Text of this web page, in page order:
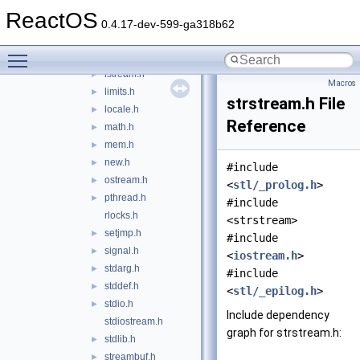
ReactOS 0.4.17-dev-599-ga318b62
► ios.h
► istream.h
► limits.h
► locale.h
► math.h
► mem.h
► new.h
► ostream.h
►
pthread.h
rlocks.h
► setjmp.h
► signal.h
► stdarg.h
► stddef.h
►
stdio.h
stdiostream.h
► stdlib.h
► streambuf.h
Macros
strstream.h File
Reference
#include
<stl/_prolog.h>
#include
<strstream>
#include
<iostream.h>
#include
<stl/_epilog.h>
Include dependency
graph for strstream.h: